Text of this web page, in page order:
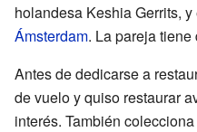
holandesa Keshia Gerrits,
Ámsterdam. La pareja tiene
Antes de dedicarse a
de vuelo y quiso restaurar
interés. También colecciona